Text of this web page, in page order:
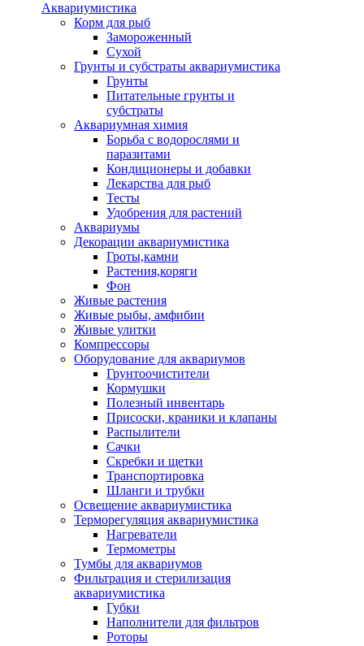
Аквариумистика
Корм для рыб
Замороженный
Сухой
Грунты и субстраты аквариумистика
Грунты
Питательные грунты и
субстраты
Аквариумная химия
Борьба с водорослями и
паразитами
Кондиционеры и добавки
Лекарства для рыб
Тесты
Удобрения для растений
Аквариумы
Декорации аквариумистика
Гроты,камни
Растения,коряги
Фон
Живые растения
Живые рыбы, амфибии
Живые улитки
Компрессоры
Оборудование для аквариумов
Грунтоочистители
Кормушки
Полезный инвентарь
Присоски, краники и клапаны
Распылители
Сачки
Скребки и щетки
Транспортировка
Шланги и трубки
Освещение аквариумистика
Терморегуляция аквариумистика
Нагреватели
Термометры
Тумбы для аквариумов
Фильтрация и стерилизация
аквариумистика
Губки
Наполнители для фильтров
Роторы